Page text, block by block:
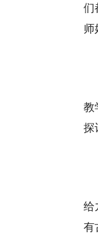
们
师
教
探
给
有